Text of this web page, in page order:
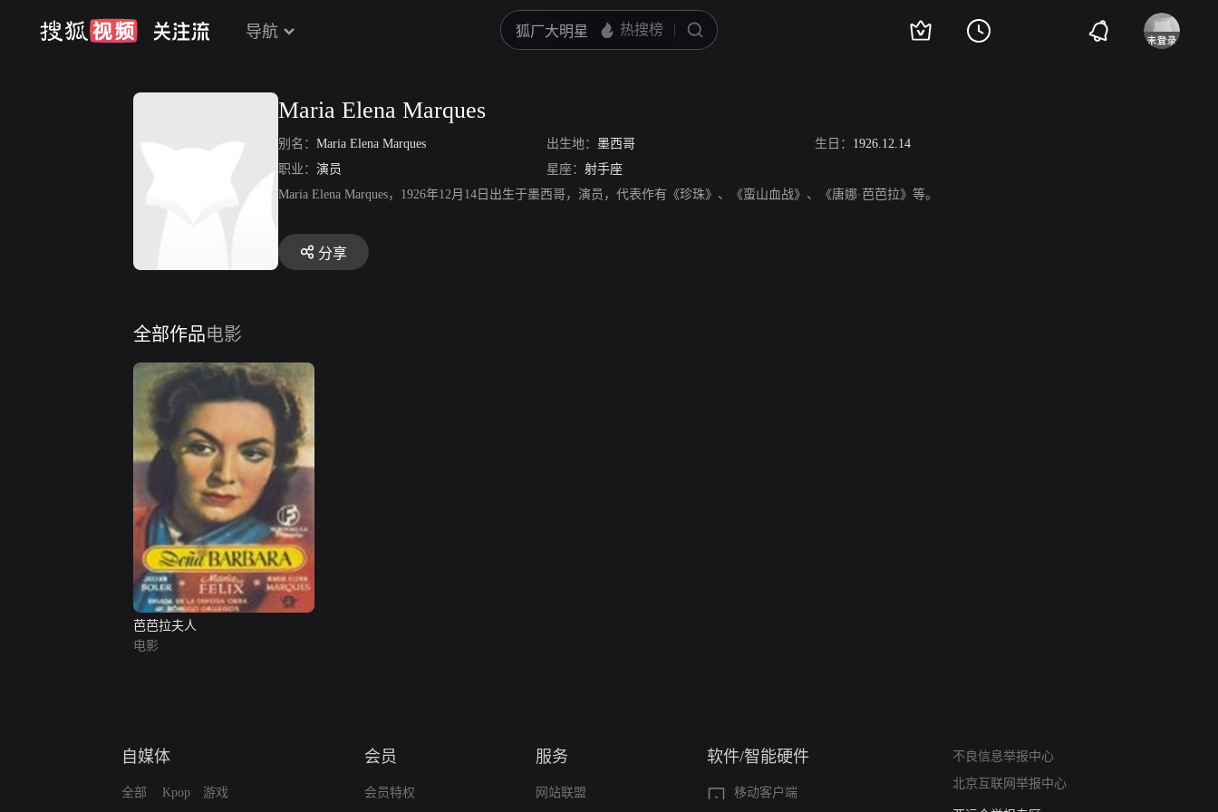
导航
Maria Elena Marques
别名： Maria Elena Marques 出生地： 墨西哥 生日： 1926.12.14
职业： 演员 星座： 射手座
Maria Elena Marques，1926年12月14日出生于墨西哥，演员，代表作有《珍珠》、《蛮山血战》、《唐娜·芭芭拉》等。
分享
全部作品电影
芭芭拉夫人
电影
自媒体
全部 Kpop 游戏
会员
会员特权
服务
网站联盟
软件/智能硬件
移动客户端
不良信息举报中心
北京互联网举报中心
算法推荐专项举报